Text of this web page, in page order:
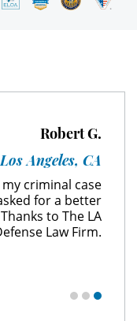
Fraud
Robert G.
Los Angeles, CA
criminal case
for a better
to The LA
Law Firm.